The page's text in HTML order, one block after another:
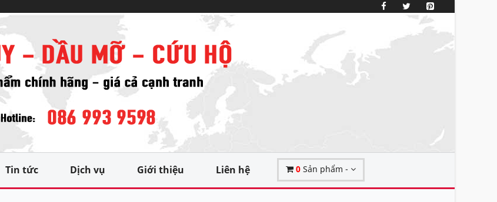
Tin tức Dịch vụ Giới thiệu Liên hệ 0Sản phẩm -